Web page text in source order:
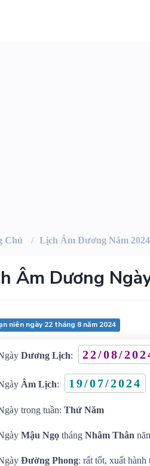
Chủ Lịch Âm Dương Năm 2024
Âm Dương
niên ngày 22 tháng 8 năm 2024
Dương Lịch: 22/08/
Âm Lịch: 19/07/2024
trong tuần: Thứ Năm
Mậu Ngọ tháng Nhâm Thân
Đường Phong: rất tốt, xuất